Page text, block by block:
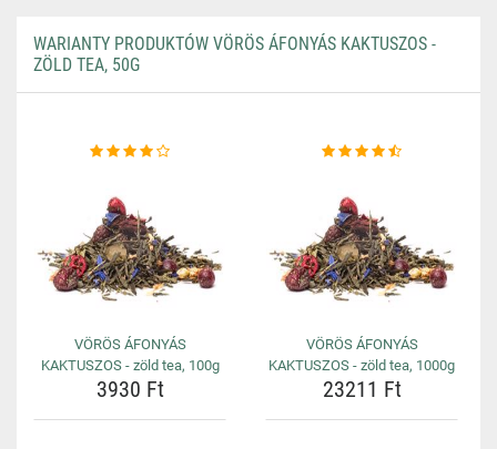
WARIANTY PRODUKTÓW VÖRÖS ÁFONYÁS KAKTUSZOS -
ZÖLD TEA, 50G
VÖRÖS ÁFONYÁS
KAKTUSZOS - zöld tea, 100g
3930 Ft
VÖRÖS ÁFONYÁS
KAKTUSZOS - zöld tea, 1000g
23211 Ft